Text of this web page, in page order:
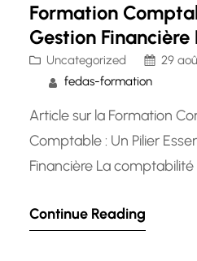
Formation
Gestion Financière
Uncategorized
29
fedas-formation
Article sur la Formation
Comptable : Un Pilier
Financière La
elle permet de suivre et
Continue Reading